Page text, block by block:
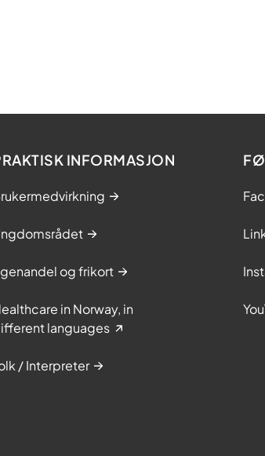
INFORMASJON
og frikort
in Norway, in
languages
/ Interpreter